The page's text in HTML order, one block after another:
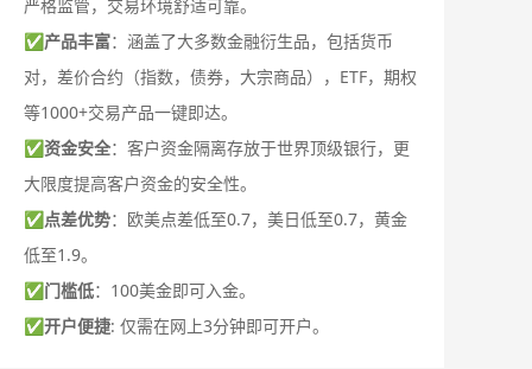
严格监管，交易环境舒适可靠。
✅产品丰富：涵盖了大多数金融衍生品，包括货币
对，差价合约（指数，债券，大宗商品），ETF，期权
等1000+交易产品一键即达。
✅资金安全：客户资金隔离存放于世界顶级银行，更
大限度提高客户资金的安全性。
✅点差优势：欧美点差低至0.7，美日低至0.7，黄金
低至1.9。
✅门槛低：100美金即可入金。
✅开户便捷: 仅需在网上3分钟即可开户。